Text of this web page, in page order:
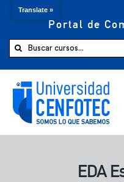
Portal de
Buscar:
Comprar ahora
EDA
Translate »